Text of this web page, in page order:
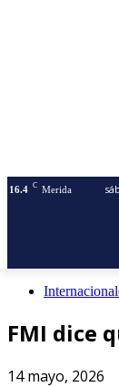
16.4 C Merida
FMI dice
14 mayo, 2026